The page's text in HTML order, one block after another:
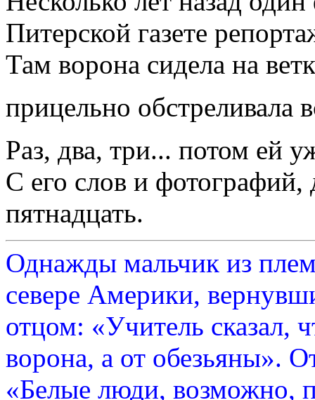
Питерской газете
Там ворона сидела на
прицельно
Раз, два, три... потом ей
С его слов и
пятнадцать.
Однажды мальчик из
севере Америки,
отцом: «Учитель сказал,
ворона, а от обезьяны».
«Белые люди, возможно,